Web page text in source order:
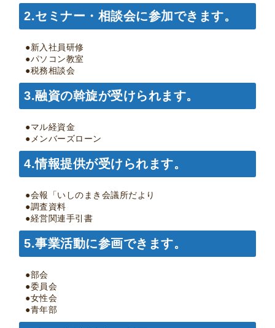
2.セミナー・相談会に参加できます。
●新入社員研修
●パソコン教室
●税務相談会
3.融資の斡旋が受けられます。
●マル経資金
●メンバーズローン
4.情報提供が受けられます。
●会報「いしのまき会議所だより
●調査資料
●経営関連手引書
5.事業活動に参画できます。
●部会
●委員会
●女性会
●青年部